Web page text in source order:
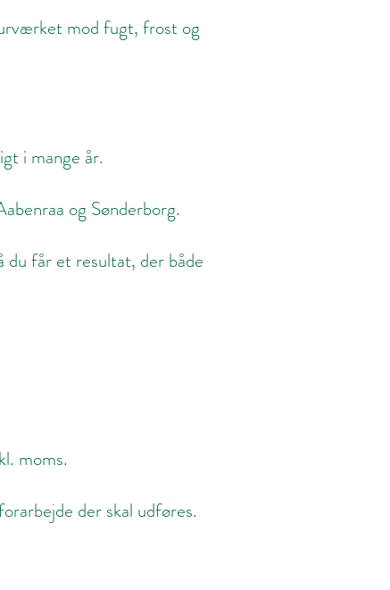
mod fugt, frost og
i mange år.
og Sønderborg.
du får et resultat, der både
moms.
der skal udføres.